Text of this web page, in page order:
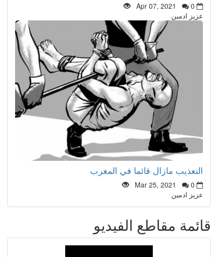
Apr 07, 2021
0
عزيز ادمين
التعذيب مازال قائما في المغرب
Mar 25, 2021
0
عزيز ادمين
قائمة مقاطع الفيديو